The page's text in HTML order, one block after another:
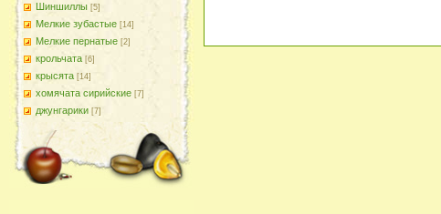
Шиншиллы [5]
Мелкие зубастые [14]
Мелкие пернатые [2]
крольчата [6]
крысята [14]
хомячата сирийские [7]
джунгарики [7]